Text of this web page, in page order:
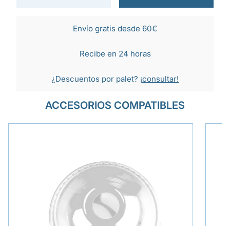
Envío gratis desde 60€
Recibe en 24 horas
¿Descuentos por palet? ¡consultar!
ACCESORIOS COMPATIBLES